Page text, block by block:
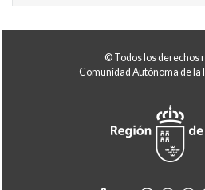
© Todos los derechos
Comunidad Autónoma de la